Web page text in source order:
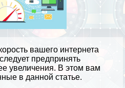
вашего интернета
предпринять
увеличения. В этом вам
в данной статье.